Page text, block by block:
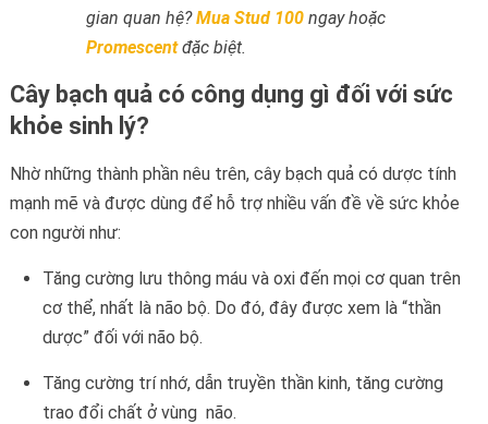
gian quan hệ?Mua Stud 100ngay hoặc
Promescentđặc biệt.
Cây bạch quả có công dụng gì đối với sức
khỏe sinh lý?
Nhờ những thành phần nêu trên, cây bạch quả có dược tính
mạnh mẽ và được dùng để hỗ trợ nhiều vấn đề về sức khỏe
con người như:
Tăng cường lưu thông máu và oxi đến mọi cơ quan trên
cơ thể, nhất là não bộ. Do đó, đây được xem là “thần
dược” đối với não bộ.
Tăng cường trí nhớ, dẫn truyền thần kinh, tăng cường
trao đổi chất ở vùng não.